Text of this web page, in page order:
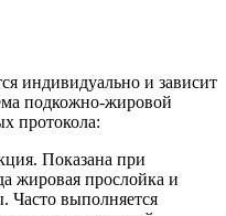
индивидуально и зависит
подкожно-жировой
протокола:
Показана при
жировая прослойка и
выполняется